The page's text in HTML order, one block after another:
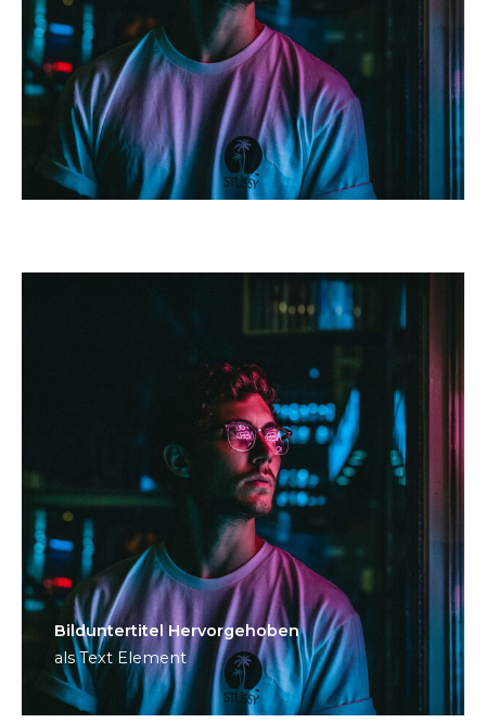
Bild­unter­titel Hervorgehoben
als Text Element